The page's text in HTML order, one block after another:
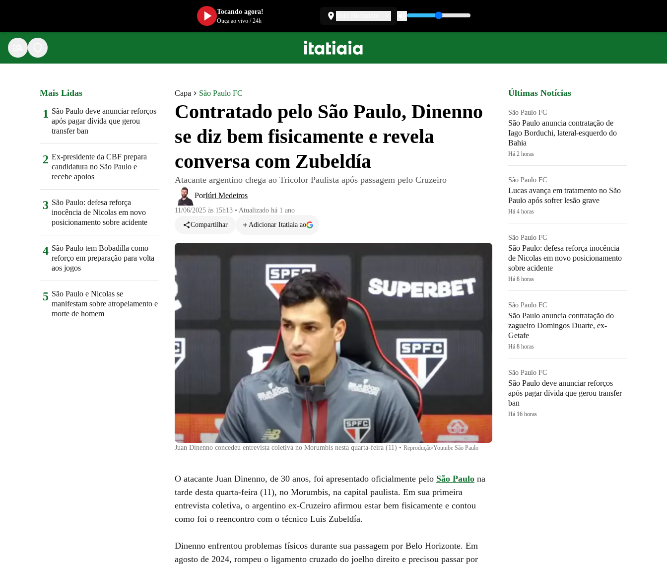
Capa São Paulo FC
Contratado pelo São Paulo, Dinenno
se diz bem fisicamente e revela
conversa com Zubeldía
Atacante argentino chega ao Tricolor Paulista após passagem pelo Cruzeiro
PorIúri Medeiros
11/06/2025 às 15h13 • Atualizado há 1 ano
Compartilhar
Adicionar Itatiaia ao
Juan Dinenno concedeu entrevista coletiva no Morumbis nesta quarta-feira (11) • Reprodução/Youtube São Paulo
O atacante Juan Dinenno, de 30 anos, foi apresentado oficialmente pelo São Paulo na
tarde desta quarta-feira (11), no Morumbis, na capital paulista. Em sua primeira
entrevista coletiva, o argentino ex-Cruzeiro afirmou estar bem fisicamente e contou
como foi o reencontro com o técnico Luis Zubeldía.
Dinenno enfrentou problemas físicos durante sua passagem por Belo Horizonte. Em
agosto de 2024, rompeu o ligamento cruzado do joelho direito e precisou passar por
Mais Lidas
1 São Paulo deve anunciar reforços
após pagar dívida que gerou
transfer ban
2 Ex-presidente da CBF prepara
candidatura no São Paulo e
recebe apoios
3 São Paulo: defesa reforça
inocência de Nicolas em novo
posicionamento sobre acidente
4 São Paulo tem Bobadilla como
reforço em preparação para volta
aos jogos
5 São Paulo e Nicolas se
manifestam sobre atropelamento e
morte de homem
Últimas Notícias
São Paulo FC
São Paulo anuncia contratação de
Iago Borduchi, lateral-esquerdo do
Bahia
Há 2 horas
São Paulo FC
Lucas avança em tratamento no São
Paulo após sofrer lesão grave
Há 4 horas
São Paulo FC
São Paulo: defesa reforça inocência
de Nicolas em novo posicionamento
sobre acidente
Há 8 horas
São Paulo FC
São Paulo anuncia contratação do
zagueiro Domingos Duarte, ex-
Getafe
Há 8 horas
São Paulo FC
São Paulo deve anunciar reforços
após pagar dívida que gerou transfer
ban
Há 16 horas
Tocando agora!
Ouça ao vivo/24h